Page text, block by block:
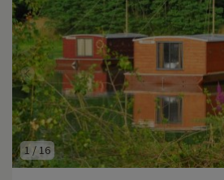
1 /16